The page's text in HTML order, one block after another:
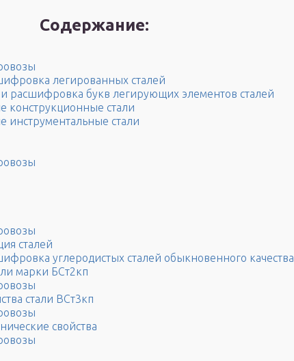
Содержание:
легированных сталей
расшифровка букв легирующих элементов сталей
конструкционные стали
инструментальные стали
сталей
углеродистых сталей обыкновенного качества
марки БСт2кп
стали ВСт3кп
свойства